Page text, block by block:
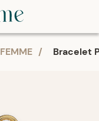
FEMME / Bracelet